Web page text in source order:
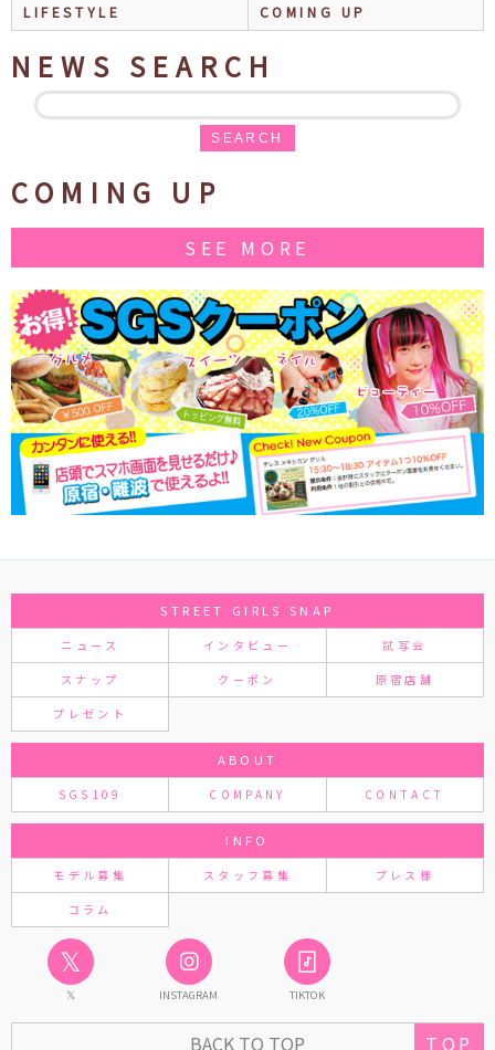
LIFESTYLE
COMING UP
NEWS SEARCH
SEARCH
COMING UP
SEE MORE
STREET GIRLS SNAP
ニュース インタビュー 試写会
スナップ クーポン 原宿店舗
プレゼント
ABOUT
SGS109 COMPANY CONTACT
INFO
モデル募集 スタッフ募集 プレス様
コラム
𝕏
𝕏 INSTAGRAM TIKTOK
BACK TO TOP TOP